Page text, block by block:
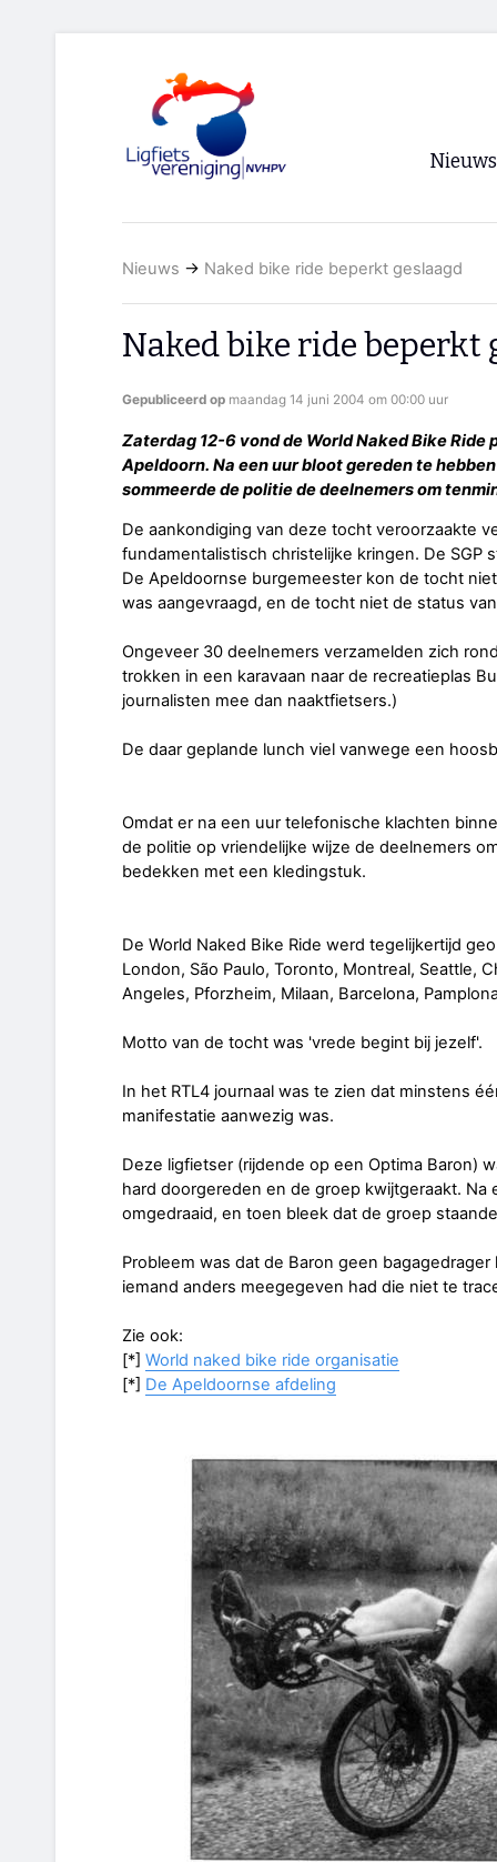
Nieuws
RSS
Nieuws → Naked bike ride beperkt geslaagd
Naked bike ride beperkt
Gepubliceerd op maandag 14 juni 2004 om 00:00 uur
Zaterdag 12-6 vond de World Naked Bike Ride
Apeldoorn. Na een uur bloot gereden te
sommeerde de politie de deelnemers om
De aankondiging van deze tocht veroorzaakte
fundamentalistisch christelijke kringen. De SGP
De Apeldoornse burgemeester kon de tocht
was aangevraagd, en de tocht niet de status
Ongeveer 30 deelnemers verzamelden zich
trokken in een karavaan naar de recreatieplas
journalisten mee dan naaktfietsers.)
De daar geplande lunch viel vanwege een
Omdat er na een uur telefonische klachten
de politie op vriendelijke wijze de deelnemers
bedekken met een kledingstuk.
De World Naked Bike Ride werd tegelijkertijd
London, São Paulo, Toronto, Montreal, Seattle,
Angeles, Pforzheim, Milaan, Barcelona,
Motto van de tocht was 'vrede begint bij jezelf'.
In het RTL4 journaal was te zien dat minstens
manifestatie aanwezig was.
Deze ligfietser (rijdende op een Optima Baron)
hard doorgereden en de groep kwijtgeraakt. Na
omgedraaid, en toen bleek dat de groep
Probleem was dat de Baron geen
iemand anders meegegeven had die niet te
Zie ook:
[*] World naked bike ride organisatie
[*] De Apeldoornse afdeling